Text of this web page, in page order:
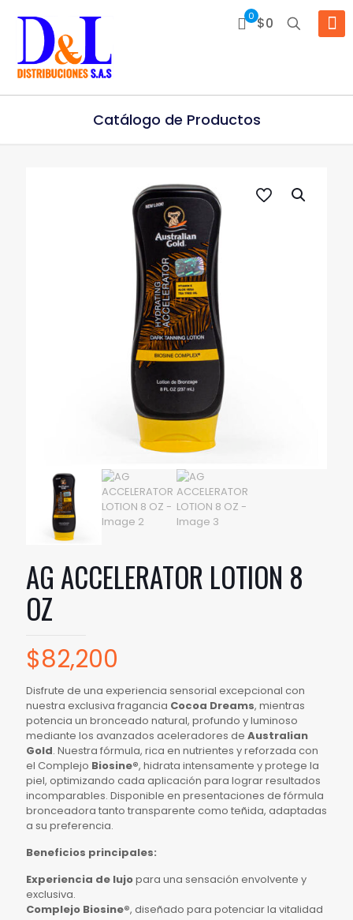
0 $0
Catálogo de Productos
AG ACCELERATOR LOTION 8
OZ
$82,200
Disfrute de una experiencia sensorial excepcional con
nuestra exclusiva fragancia Cocoa Dreams, mientras
potencia un bronceado natural, profundo y luminoso
mediante los avanzados aceleradores de Australian
Gold. Nuestra fórmula, rica en nutrientes y reforzada con
el Complejo Biosine®, hidrata intensamente y protege la
piel, optimizando cada aplicación para lograr resultados
incomparables. Disponible en presentaciones de fórmula
bronceadora tanto transparente como teñida, adaptadas
a su preferencia.
Beneficios principales:
Experiencia de lujopara una sensación envolvente y
exclusiva.
Complejo Biosine®, diseñado para potenciar la vitalidad